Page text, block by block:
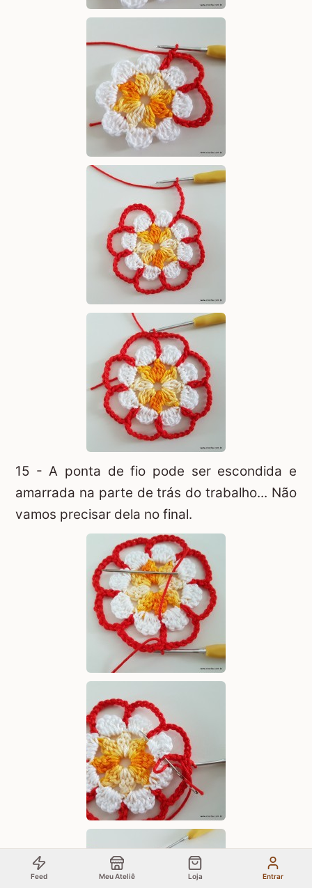
15 - A ponta de fio pode ser escondida e
amarrada na parte de trás do trabalho... Não
vamos precisar dela no final.
Feed Meu Ateliê Loja Entrar